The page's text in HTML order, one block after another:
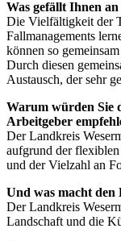
Was gefällt Ihnen
Die Vielfältigkeit der
Fallmanagements
können so
Durch diesen
Austausch, der sehr
Warum würden Sie
Arbeitgeber
Der Landkreis
aufgrund der
und der Vielzahl an
Und was macht den
Der Landkreis
Landschaft und die